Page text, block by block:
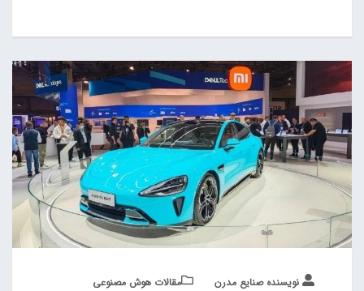
نویسنده صنایع مدرن
مقالات هوش مصنوعی